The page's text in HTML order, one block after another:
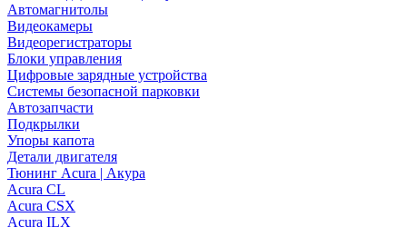
Автомагнитолы
Видеокамеры
Видеорегистраторы
Блоки управления
Цифровые зарядные устройства
Системы безопасной парковки
Автозапчасти
Подкрылки
Упоры капота
Детали двигателя
Тюнинг Acura | Акура
Acura CL
Acura CSX
Acura ILX